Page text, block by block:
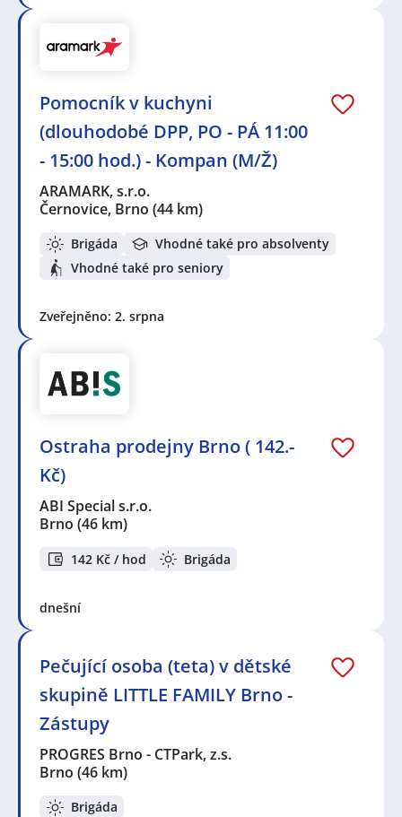
Pomocník v kuchyni
(dlouhodobé DPP, PO - PÁ 11:00
- 15:00 hod.) - Kompan (M/Ž)
ARAMARK, s.r.o.
Černovice, Brno (44 km)
Brigáda
Vhodné také pro absolventy
Vhodné také pro seniory
Zveřejněno: 2. srpna
Ostraha prodejny Brno ( 142.-
Kč)
ABI Special s.r.o.
Brno (46 km)
142 Kč / hod Brigáda
dnešní
Pečující osoba (teta) v dětské
skupině LITTLE FAMILY Brno -
Zástupy
PROGRES Brno - CTPark, z.s.
Brno (46 km)
Brigáda